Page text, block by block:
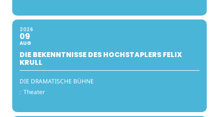
2026
09
AUG
DIE BEKENNTNISSE DES HOCHSTAPLERS FELIX
KRULL
DIE DRAMATISCHE BÜHNE
: Theater